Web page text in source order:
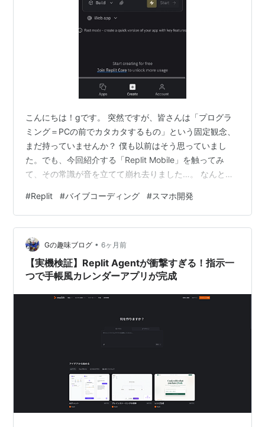
こんにちは！gです。 突然ですが、皆さんは「プログラ
ミング＝PCの前でカタカタするもの」という固定観念、
まだ持っていませんか？ 僕も以前はそう思っていまし
た。でも、今回紹介する「Replit Mobile」を触ってみ
て、その常識が音を立てて崩れ去りました…。 なんと、
て公開までできてしまうんです。しかも、話題の「Vibe
コーディング」で！ まずはここから。おなじみのReplit
のホーム画面がスマホに最適化されています。 webから
アクセスするだけで使えるエージェントコーディング
Replitの記事はこちら g0083.hatenablog.com…
#Replit #バイブコーディング #スマホ開発
Gの趣味ブログ • 6ヶ月前
【実機検証】Replit Agentが衝撃すぎる！指示一
つで手帳風カレンダーアプリが完成